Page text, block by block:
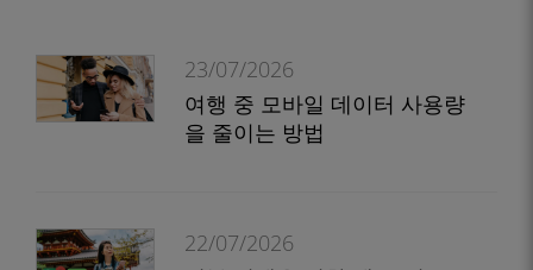
23/07/2026
여행 중 모바일 데이터 사용량
을 줄이는 방법
22/07/2026